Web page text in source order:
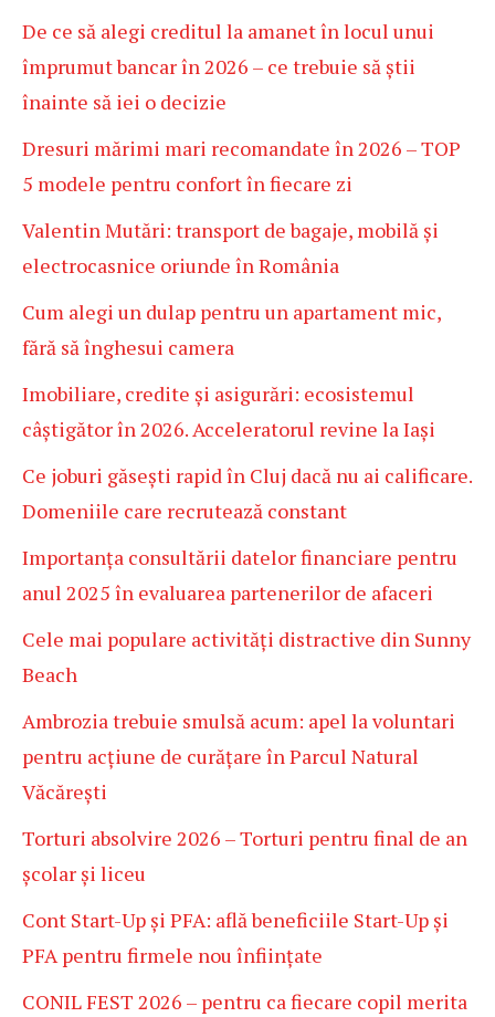
De ce să alegi creditul la amanet în locul unui
împrumut bancar în 2026 – ce trebuie să știi
înainte să iei o decizie
Dresuri mărimi mari recomandate în 2026 – TOP
5 modele pentru confort în fiecare zi
Valentin Mutări: transport de bagaje, mobilă și
electrocasnice oriunde în România
Cum alegi un dulap pentru un apartament mic,
fără să înghesui camera
Imobiliare, credite și asigurări: ecosistemul
câștigător în 2026. Acceleratorul revine la Iași
Ce joburi găsești rapid în Cluj dacă nu ai calificare.
Domeniile care recrutează constant
Importanța consultării datelor financiare pentru
anul 2025 în evaluarea partenerilor de afaceri
Cele mai populare activități distractive din Sunny
Beach
Ambrozia trebuie smulsă acum: apel la voluntari
pentru acțiune de curățare în Parcul Natural
Văcărești
Torturi absolvire 2026 – Torturi pentru final de an
școlar și liceu
Cont Start-Up și PFA: află beneficiile Start-Up și
PFA pentru firmele nou înființate
CONIL FEST 2026 – pentru ca fiecare copil merita